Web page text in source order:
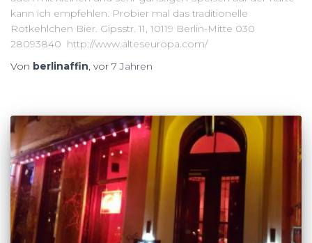
kann ich empfehlen. Probier mal das traditionelle
Rotkehlchen Bier. Gipsstr. 11, 10119 Berlin-Mitte 030
28093840 http://www.alteseuropa.com/
Von berlinaffin, vor 7 Jahren